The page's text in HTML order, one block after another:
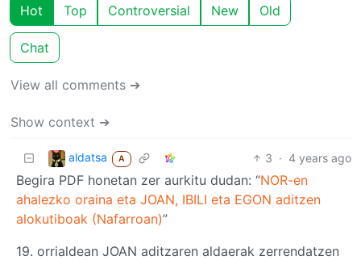
Hot Top Controversial New Old
Chat
View all comments ➔
Show context ➔
aldatsa A 3 · 4 years ago
Begira PDF honetan zer aurkitu dudan: “NOR-en
ahalezko oraina eta JOAN, IBILI eta EGON aditzen
alokutiboak (Nafarroan)”
19. orrialdean JOAN aditzaren aldaerak zerrendatzen